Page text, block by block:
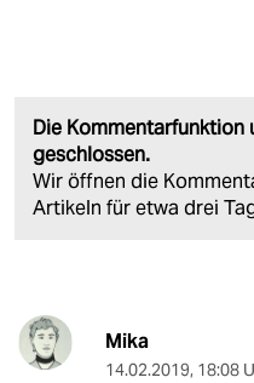
Die
geschlossen.
Wir öffnen die
Artikeln für etwa drei
Mika
14.02.2019, 18:08